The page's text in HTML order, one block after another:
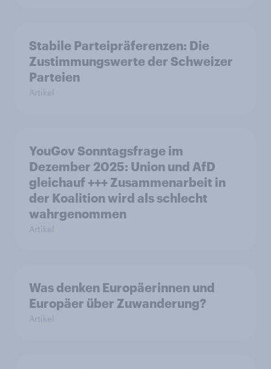
Stabile Parteipräferenzen: Die
Zustimmungswerte der Schweizer
Parteien
Artikel
YouGov Sonntagsfrage im
Dezember 2025: Union und AfD
gleichauf +++ Zusammenarbeit in
der Koalition wird als schlecht
wahrgenommen
Artikel
Was denken Europäerinnen und
Europäer über Zuwanderung?
Artikel